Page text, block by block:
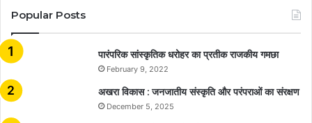
Popular Posts
​​​​​​​पारंपरिक सांस्कृतिक धरोहर का प्रतीक राजकीय गमछा
February 9, 2022
अखरा विकास : जनजातीय संस्कृति और परंपराओं का संरक्षण
December 5, 2025